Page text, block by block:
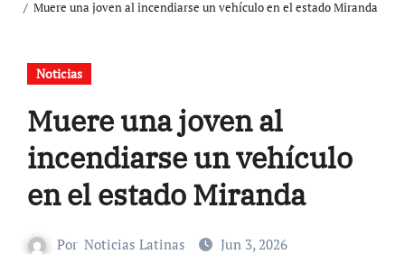
Muere una joven al incendiarse un vehículo en el estado Miranda
Noticias
Muere una joven al
incendiarse un vehículo
en el estado Miranda
Por Noticias Latinas Jun 3, 2026